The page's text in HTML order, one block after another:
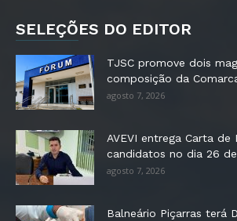
SELEÇÕES DO EDITOR
TJSC promove dois
composição da
agosto 7, 2026
AVEVI entrega Carta de
candidatos no dia 26
agosto 7, 2026
Balneário Piçarras terá